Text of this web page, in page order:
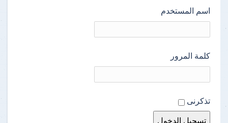
اسم المستخدم
كلمة المرور
تذكرنى